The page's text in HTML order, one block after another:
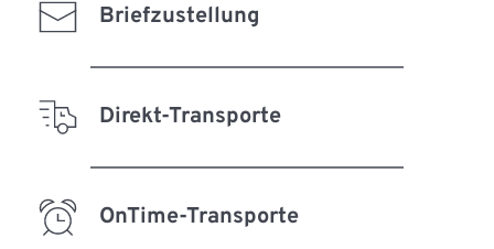
Briefzustellung
Direkt-Transporte
OnTime-Transporte